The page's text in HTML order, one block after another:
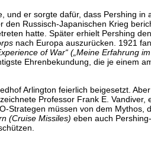
und er sorgte dafür, dass Pershing in
Russisch-Japanischen Krieg
hatte. Später erhielt Pershing
nach Europa auszurücken. 1921
of War“ („Meine Erfahrung
Ehrenbekundung, die je einem
Arlington feierlich beigesetzt.
Professor Frank E. Vandiver,
Strategen müssen von dem Mythos,
(Cruise Missiles) eben auch